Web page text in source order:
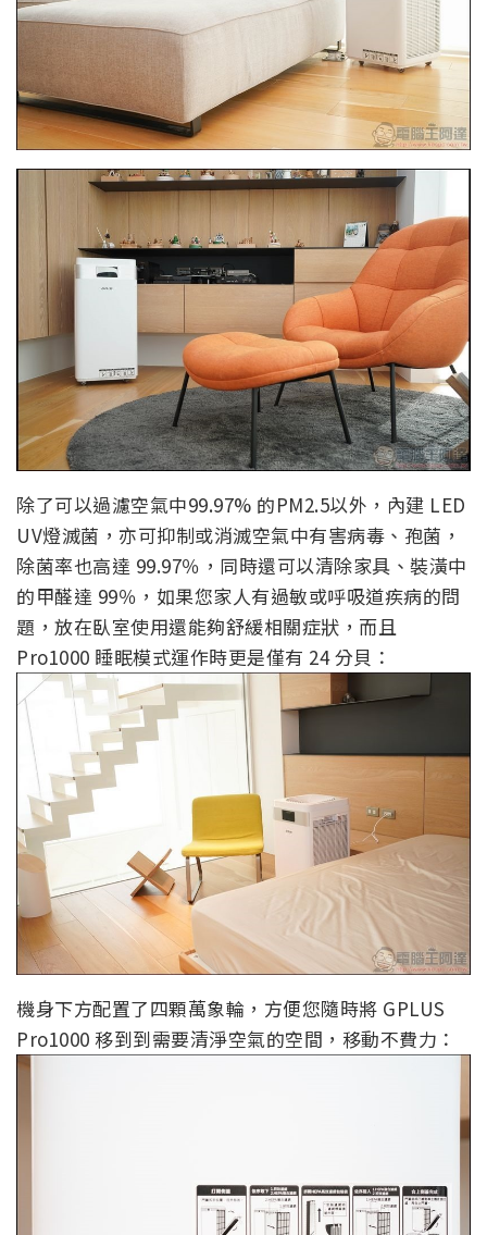
除了可以過濾空氣中99.97% 的PM2.5以外，內建 LED
UV燈滅菌，亦可抑制或消滅空氣中有害病毒、孢菌，
除菌率也高達 99.97％，同時還可以清除家具、裝潢中
的甲醛達 99％，如果您家人有過敏或呼吸道疾病的問
題，放在臥室使用還能夠舒緩相關症狀，而且
Pro1000 睡眠模式運作時更是僅有 24 分貝：
機身下方配置了四顆萬象輪，方便您隨時將 GPLUS
Pro1000 移到到需要清淨空氣的空間，移動不費力：